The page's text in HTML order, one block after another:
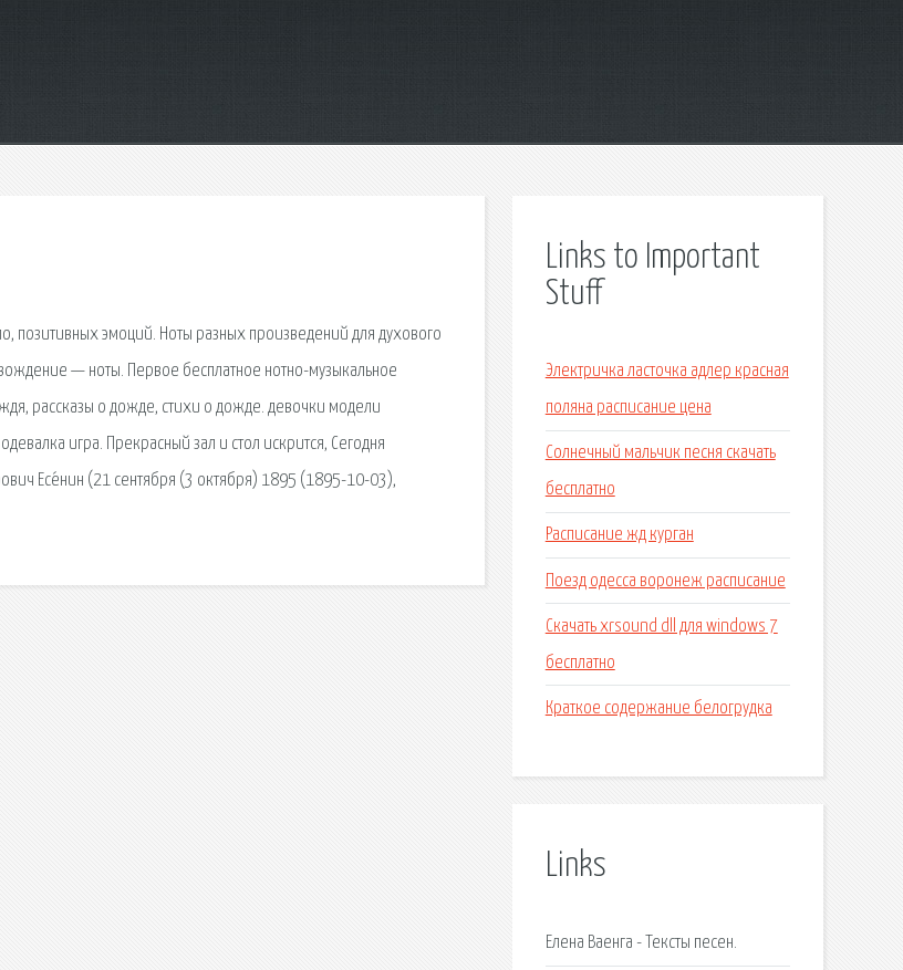
позитивных эмоций. Ноты разных произведений для духового
— ноты. Первое бесплатное нотно-музыкальное
рассказы о дожде, стихи о дожде. девочки модели
игра. Прекрасный зал и стол искрится, Сегодня
Есе́нин (21 сентября (3 октября) 1895 (1895-10-03),
Links to Important
Stuff
Электричка ласточка адлер красная
поляна расписание цена
Солнечный мальчик песня скачать
бесплатно
Расписание жд курган
Поезд одесса воронеж расписание
Скачать xrsound dll для windows 7
бесплатно
Краткое содержание белогрудка
Links
Елена Ваенга - Тексты песен.